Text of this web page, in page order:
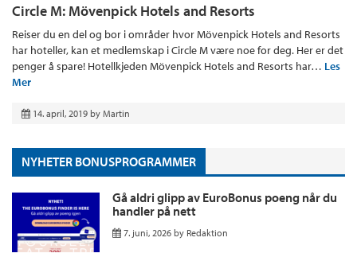
Circle M: Mövenpick Hotels and Resorts
Reiser du en del og bor i områder hvor Mövenpick Hotels and Resorts
har hoteller, kan et medlemskap i Circle M være noe for deg. Her er det
penger å spare! Hotellkjeden Mövenpick Hotels and Resorts har… Les
Mer
14. april, 2019 by Martin
NYHETER BONUSPROGRAMMER
Gå aldri glipp av EuroBonus poeng når du
handler på nett
7. juni, 2026 by Redaktion